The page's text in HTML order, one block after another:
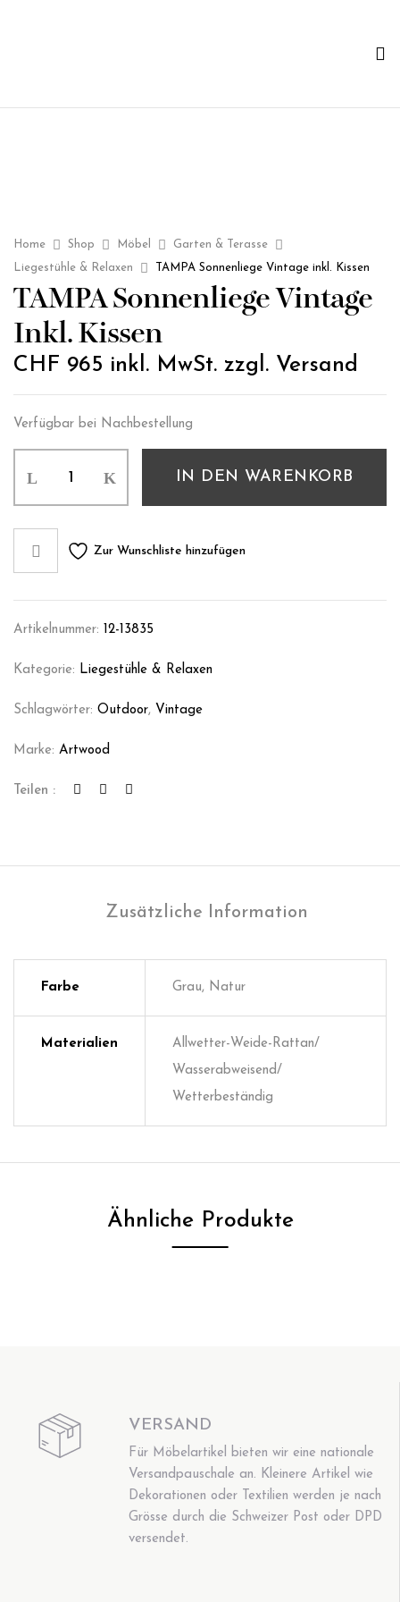
Home Shop Möbel
Garten & Terasse
Liegestühle & Relaxen
TAMPA Sonnenliege Vintage inkl. Kissen
TAMPA Sonnenliege Vintage
Inkl. Kissen
CHF 965 inkl. MwSt. zzgl. Versand
Verfügbar bei Nachbestellung
IN DEN WARENKORB
Zur Wunschliste hinzufügen
Artikelnummer: 12-13835
Kategorie: Liegestühle & Relaxen
Schlagwörter: Outdoor, Vintage
Marke: Artwood
Teilen :
Zusätzliche Information
Farbe Grau, Natur
Materialien
Allwetter-Weide-Rattan/
Wasserabweisend/
Wetterbeständig
Ähnliche Produkte
VERSAND
Für Möbelartikel bieten wir eine nationale
Versandpauschale an. Kleinere Artikel wie
Dekorationen oder Textilien werden je nach
Grösse durch die Schweizer Post oder DPD
versendet.